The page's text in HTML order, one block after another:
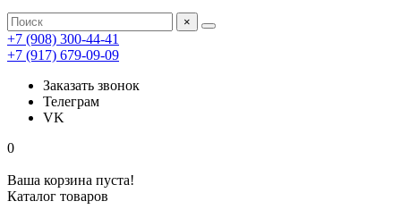
×
+7 (908) 300-44-41
+7 (917) 679-09-09
Заказать звонок
Телеграм
VK
0
Ваша корзина пуста!
Каталог товаров